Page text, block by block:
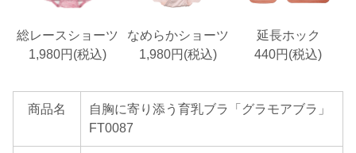
総レースショーツ なめらかショーツ
延長ホック
1,980円(税込)
1,980円(税込) 440円(税込)
商品名
自胸に寄り添う育乳ブラ「グラモアブラ」
FT0087